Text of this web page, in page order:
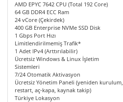
AMD EPYC 7642 CPU (Total 192 Core)
64 GB DDR4 ECC Ram
24 vCore (Çekirdek)
400 GB Enterprise NVMe SSD Disk
1 Gbps Port Hızı
Limitlendirilmemiş Trafik*
1 Adet IPv4 (Arttırılabilir)
Ücretsiz Windows & Linux İşletim
Sistemleri
7/24 Otomatik Aktivasyon
Ücretsiz Yönetim Paneli (yeniden kurulum,
restart, aç-kapa, kaynak takip)
Türkiye Lokasyon